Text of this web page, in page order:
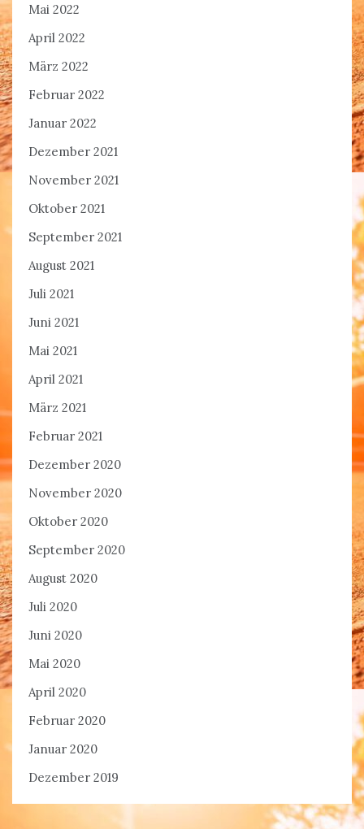
Mai 2022
April 2022
März 2022
Februar 2022
Januar 2022
Dezember 2021
November 2021
Oktober 2021
September 2021
August 2021
Juli 2021
Juni 2021
Mai 2021
April 2021
März 2021
Februar 2021
Dezember 2020
November 2020
Oktober 2020
September 2020
August 2020
Juli 2020
Juni 2020
Mai 2020
April 2020
Februar 2020
Januar 2020
Dezember 2019